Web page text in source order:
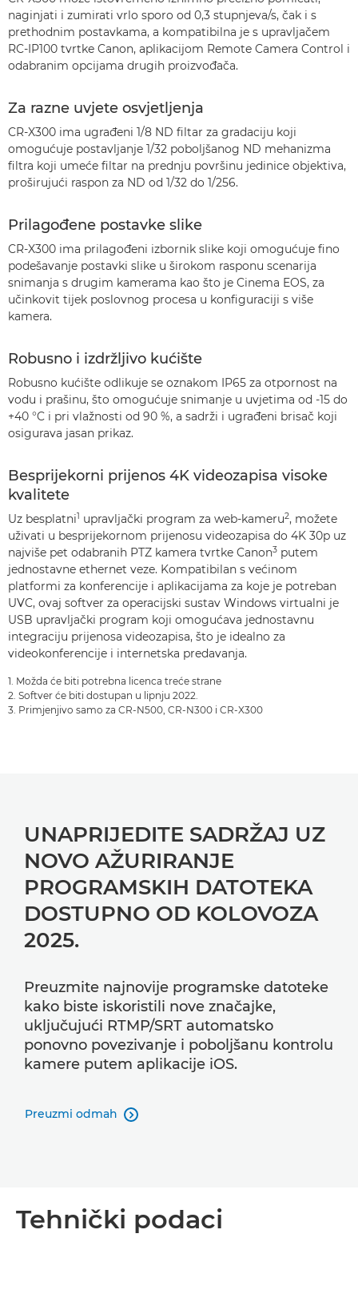
naginjati i zumirati vrlo sporo od 0,3 stupnjeva/s, čak i s
prethodnim postavkama, a kompatibilna je s upravljačem
RC-IP100 tvrtke Canon, aplikacijom Remote Camera Control i
odabranim opcijama drugih proizvođača.
Za razne uvjete osvjetljenja
CR-X300 ima ugrađeni 1/8 ND filtar za gradaciju koji
omogućuje postavljanje 1/32 poboljšanog ND mehanizma
filtra koji umeće filtar na prednju površinu jedinice objektiva,
proširujući raspon za ND od 1/32 do 1/256.
Prilagođene postavke slike
CR-X300 ima prilagođeni izbornik slike koji omogućuje fino
podešavanje postavki slike u širokom rasponu scenarija
snimanja s drugim kamerama kao što je Cinema EOS, za
učinkovit tijek poslovnog procesa u konfiguraciji s više
kamera.
Robusno i izdržljivo kućište
Robusno kućište odlikuje se oznakom IP65 za otpornost na
vodu i prašinu, što omogućuje snimanje u uvjetima od -15 do
+40 °C i pri vlažnosti od 90 %, a sadrži i ugrađeni brisač koji
osigurava jasan prikaz.
Besprijekorni prijenos 4K videozapisa visoke
kvalitete
Uz besplatni1 upravljački program za web-kameru2, možete
uživati u besprijekornom prijenosu videozapisa do 4K 30p uz
najviše pet odabranih PTZ kamera tvrtke Canon3 putem
jednostavne ethernet veze. Kompatibilan s većinom
platformi za konferencije i aplikacijama za koje je potreban
UVC, ovaj softver za operacijski sustav Windows virtualni je
USB upravljački program koji omogućava jednostavnu
integraciju prijenosa videozapisa, što je idealno za
videokonferencije i internetska predavanja.
1. Možda će biti potrebna licenca treće strane
2. Softver će biti dostupan u lipnju 2022.
3. Primjenjivo samo za CR-N500, CR-N300 i CR-X300
UNAPRIJEDITE SADRŽAJ UZ
NOVO AŽURIRANJE
PROGRAMSKIH DATOTEKA
DOSTUPNO OD KOLOVOZA
2025.
Preuzmite najnovije programske datoteke
kako biste iskoristili nove značajke,
uključujući RTMP/SRT automatsko
ponovno povezivanje i poboljšanu kontrolu
kamere putem aplikacije iOS.
Preuzmi odmah 
Tehnički podaci